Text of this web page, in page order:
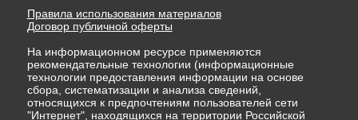
Правила использования материалов
Договор публичной оферты
На информационном ресурсе применяются
рекомендательные технологии (информационные
технологии предоставления информации на основе
сбора, систематизации и анализа сведений,
относящихся к предпочтениям пользователей сети
"Интернет", находящихся на территории Российской